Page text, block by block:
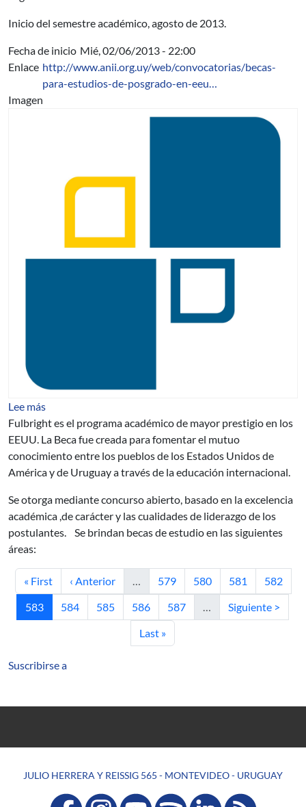
Inicio del semestre académico, agosto de 2013.
Fecha de inicio Mié, 02/06/2013 - 22:00
Enlace http://www.anii.org.uy/web/convocatorias/becas-
para-estudios-de-posgrado-en-eeu…
Imagen
Lee más
Fulbright es el programa académico de mayor prestigio en los
EEUU. La Beca fue creada para fomentar el mutuo
conocimiento entre los pueblos de los Estados Unidos de
América y de Uruguay a través de la educación internacional.
Se otorga mediante concurso abierto, basado en la excelencia
académica ,de carácter y las cualidades de liderazgo de los
postulantes. Se brindan becas de estudio en las siguientes
áreas:
Primera página
« First Página anterior
‹ Anterior Página
579 Página
580 Página
581 Página
582
Página actual
583 Página
584 Página
585 Página
586 Página
587 Siguiente página
Siguiente >
Última página
Last »
Suscribirse a
JULIO HERRERA Y REISSIG 565 - MONTEVIDEO - URUGUAY